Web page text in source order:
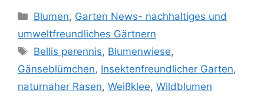
Kategorien
Blumen, Garten News- nachhaltiges und
umweltfreundliches Gärtnern
Schlagwörter
Bellis perennis, Blumenwiese,
Gänseblümchen, Insektenfreundlicher Garten,
naturnaher Rasen, Weißklee, Wildblumen